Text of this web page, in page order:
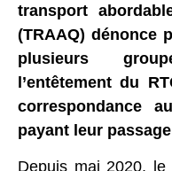
transport
(TRAAQ) dénonce
plusieurs
l’entêtement du
correspondance
payant leur
Depuis mai 2020,